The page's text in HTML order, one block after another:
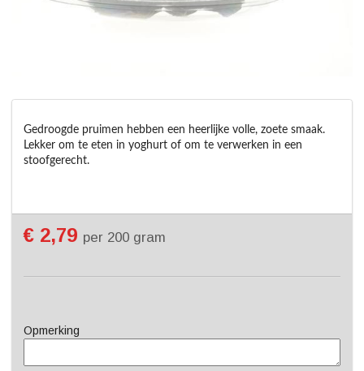
Gedroogde pruimen hebben een heerlijke volle, zoete smaak.
Lekker om te eten in yoghurt of om te verwerken in een
€ 2,79 per 200 gram
Opmerking